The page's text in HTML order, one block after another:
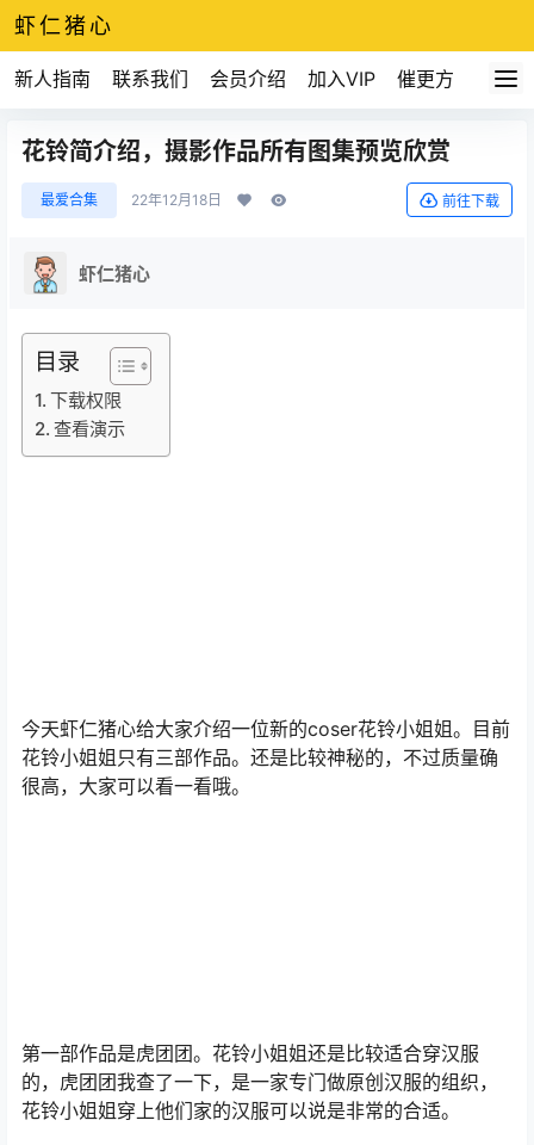
虾仁猪心
新人指南 联系我们 会员介绍 加入VIP 催更方式
花铃简介绍，摄影作品所有图集预览欣赏
最爱合集 22年12月18日 前往下载
虾仁猪心
目录
下载权限
查看演示
今天虾仁猪心给大家介绍一位新的coser花铃小姐姐。目前
花铃小姐姐只有三部作品。还是比较神秘的，不过质量确
很高，大家可以看一看哦。
第一部作品是虎团团。花铃小姐姐还是比较适合穿汉服
的，虎团团我查了一下，是一家专门做原创汉服的组织，
花铃小姐姐穿上他们家的汉服可以说是非常的合适。